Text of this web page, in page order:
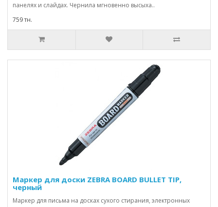
панелях и слайдах. Чернила мгновенно высыха..
759 тн.
Маркер для доски ZEBRA BOARD BULLET TIP,
черный
Маркер для письма на досках сухого стирания, электронных